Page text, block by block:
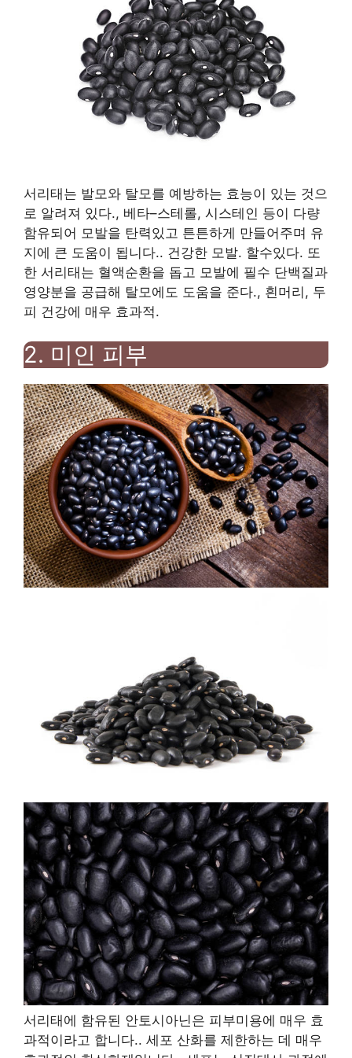
서리태는 발모와 탈모를 예방하는 효능이 있는 것으
로 알려져 있다., 베타–스테롤, 시스테인 등이 다량
함유되어 모발을 탄력있고 튼튼하게 만들어주며 유
지에 큰 도움이 됩니다.. 건강한 모발. 할수있다. 또
한 서리태는 혈액순환을 돕고 모발에 필수 단백질과
영양분을 공급해 탈모에도 도움을 준다., 흰머리, 두
피 건강에 매우 효과적.
2. 미인 피부
서리태에 함유된 안토시아닌은 피부미용에 매우 효
과적이라고 합니다.. 세포 산화를 제한하는 데 매우